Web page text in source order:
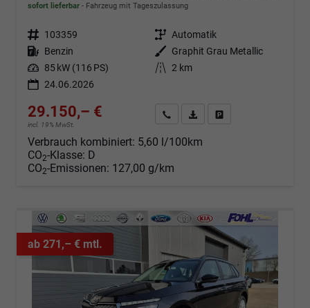
sofort lieferbar Fahrzeug mit Tageszulassung
Fahrzeugnr. 103359 Getriebe Automatik
Kraftstoff Benzin Außenfarbe
Graphit Grau Metallic
Leistung 85 kW (116 PS) Kilometerstand 2 km
24.06.2026
29.150,– €
incl. 19% MwSt.
Angebot anfordern
Fahrzeugexpose (PDF)
Verbrauch kombiniert: 5,60 l/100km
CO2-Klasse: D
CO2-Emissionen: 127,00 g/km
ab 271,– € mtl.